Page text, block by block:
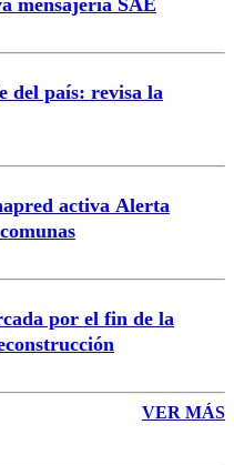
mensajería SAE
del país: revisa la
activa Alerta
por el fin de la
VER MÁS